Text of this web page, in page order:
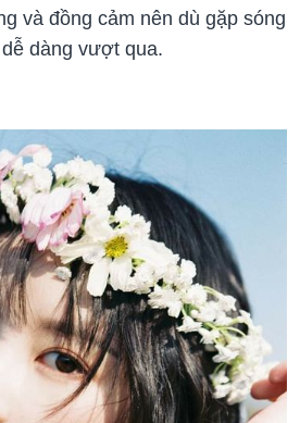
và đồng cảm nên dù gặp sóng
dàng vượt qua.